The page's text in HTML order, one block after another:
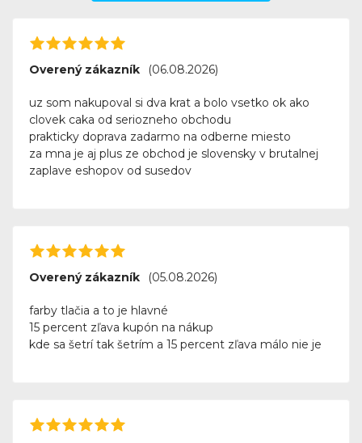
Overený zákazník (06.08.2026)
uz som nakupoval si dva krat a bolo vsetko ok ako
clovek caka od seriozneho obchodu
prakticky doprava zadarmo na odberne miesto
za mna je aj plus ze obchod je slovensky v brutalnej
zaplave eshopov od susedov
Overený zákazník (05.08.2026)
farby tlačia a to je hlavné
15 percent zľava kupón na nákup
kde sa šetrí tak šetrím a 15 percent zľava málo nie je